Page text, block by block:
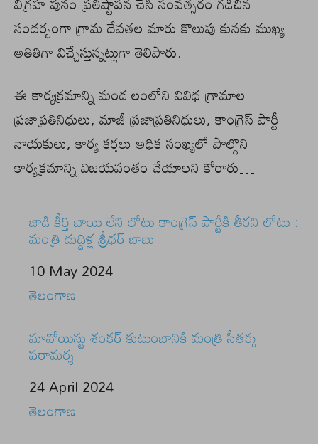
సందర్భంగా గ్రామ దేవతల మారు కొలుపు కునకు ముఖ్య
అతితిగా విచ్చేస్తున్నట్లుగా తెలిపారు.
ఈ కార్యక్రమాన్ని మండ లంలోని వివిధ గ్రామాల
ప్రజాప్రతినిధులు, మాజీ ప్రజాప్రతినిధులు, కాంగ్రెస్ పార్టీ
నాయకులు, కార్య కర్తలు అధిక సంఖ్యలో పాల్గొని
కార్యక్రమాన్ని విజయవంతం చేయాలని కోరారు…
జాడి కీర్తి బాయి లేని లోటు కాంగ్రెస్ పార్టీకి తీరని లోటు :
మంత్రి దుద్ధిళ్ల శ్రీధర్ బాబు
Date
10 May 2024
In relation to
తెలంగాణ
మావోయిస్టు శంకర్ కుటుంబానికి మంత్రి సీతక్క
పరామర్శ
Date
24 April 2024
In relation to
తెలంగాణ